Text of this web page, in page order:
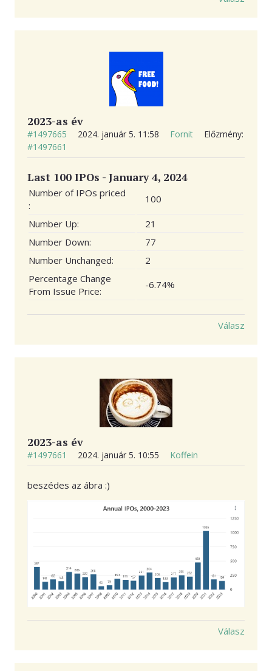
2023-as év
#1497665 2024. január 5. 11:58 Fornit
Előzmény:
#1497661
Last 100 IPOs - January 4, 2024
Number of IPOs priced
:
100
Number Up:
21
Number Down:
77
Number Unchanged:
2
Percentage Change
From Issue Price:
-6.74%
Válasz
2023-as év
#1497661 2024. január 5. 10:55 Koffein
beszédes az ábra :)
Válasz